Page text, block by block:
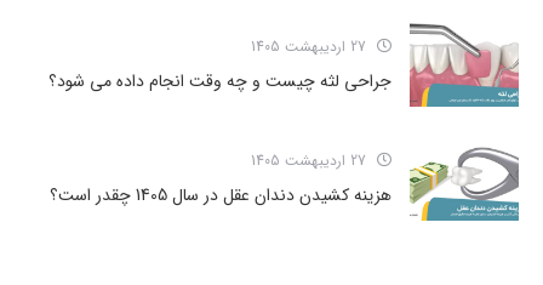
جراحی لثه چیست و چه وقت انجام داده می شود؟
هزینه کشیدن دندان عقل در سال 1405 چقدر است؟